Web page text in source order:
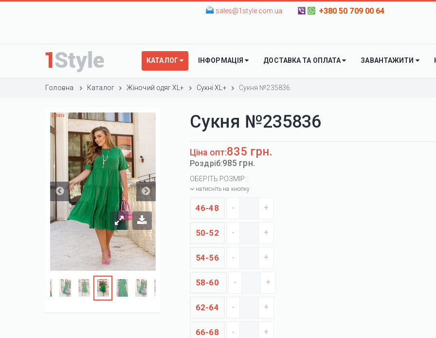
sales@1style.com.ua +380 50 709 00 64
КАТАЛОГ ІНФОРМАЦІЯ ДОСТАВКА ТА ОПЛАТА ЗАВАНТАЖИТИ
Головна Каталог Жіночий одяг XL+ Сукні XL+ Сукня №235836
Сукня №235836
Ціна опт:835 грн.
Роздріб:985 грн.
ОБЕРІТЬ РОЗМІР:
натисніть на кнопку
46-48
50-52
54-56
58-60
62-64
66-68